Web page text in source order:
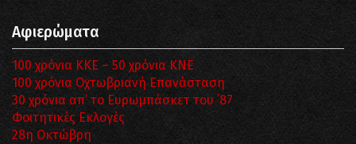
Αφιερώματα
100 χρόνια ΚΚΕ – 50 χρόνια ΚΝΕ
100 χρόνια Οχτωβριανή Επανάσταση
30 χρόνια απ’ το Ευρωμπάσκετ του ΄87
Φοιτητικές Εκλογές
28η Οκτώβρη